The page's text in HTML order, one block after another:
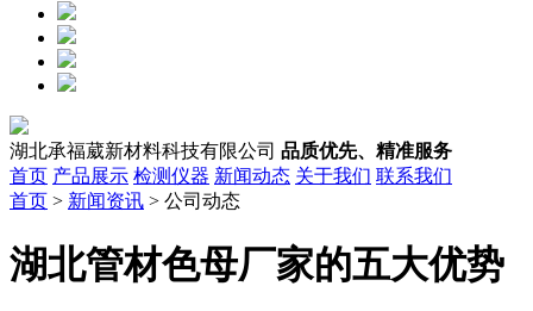
湖北承福葳新材料科技有限公司 品质优先、精准服务
首页 产品展示 检测仪器 新闻动态 关于我们 联系我们
首页 > 新闻资讯 > 公司动态
湖北管材色母厂家的五大优势